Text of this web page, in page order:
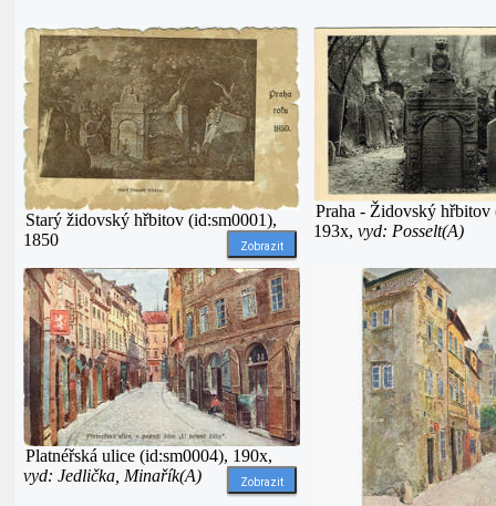
Starý židovský hřbitov (id:sm0001),
1850
Zobrazit
Praha - Židovský hřbitov
193x, vyd: Posselt(A)
Platnéřská ulice (id:sm0004), 190x,
vyd: Jedlička, Minařík(A)
Zobrazit